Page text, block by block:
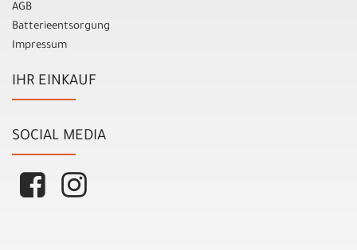
AGB
Batterieentsorgung
Impressum
IHR EINKAUF
SOCIAL MEDIA